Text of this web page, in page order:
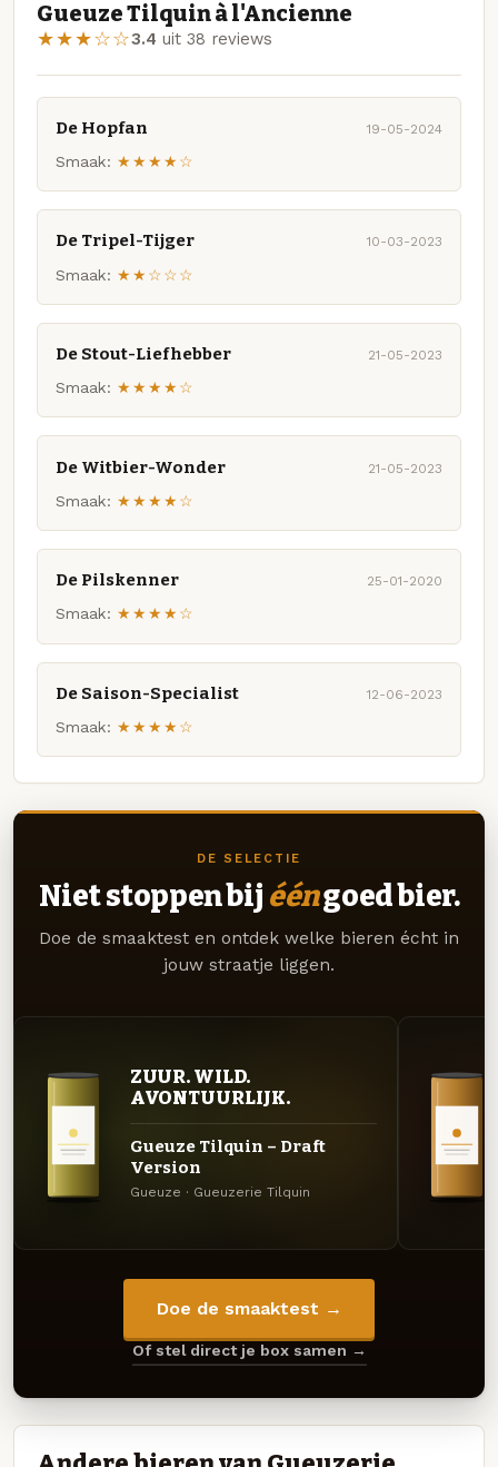
Gueuze Tilquin à l'Ancienne
★★★☆☆3.4 uit 38 reviews
De Hopfan 19-05-2024
Smaak: ★★★★☆
De Tripel-Tijger 10-03-2023
Smaak: ★★☆☆☆
De Stout-Liefhebber 21-05-2023
Smaak: ★★★★☆
De Witbier-Wonder 21-05-2023
Smaak: ★★★★☆
De Pilskenner 25-01-2020
Smaak: ★★★★☆
De Saison-Specialist 12-06-2023
Smaak: ★★★★☆
DE SELECTIE
Niet stoppen bij ééngoed bier.
Doe de smaaktest en ontdek welke bieren écht in
jouw straatje liggen.
ZUUR. WILD.
AVONTUURLIJK.
Gueuze Tilquin – Draft
Version
Gueuze · Gueuzerie Tilquin
Doe de smaaktest →
Of stel direct je box samen →